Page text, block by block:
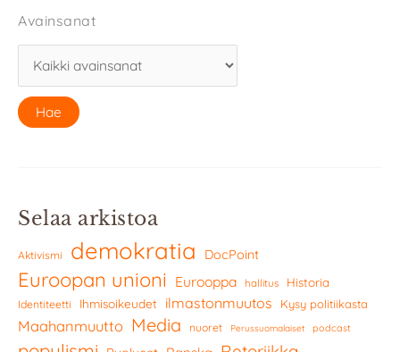
Avainsanat
Selaa arkistoa
Aktivismi demokratia DocPoint
Euroopan unioni Eurooppa hallitus Historia
Identiteetti Ihmisoikeudet ilmastonmuutos Kysy politiikasta
Maahanmuutto Media nuoret Perussuomalaiset podcast